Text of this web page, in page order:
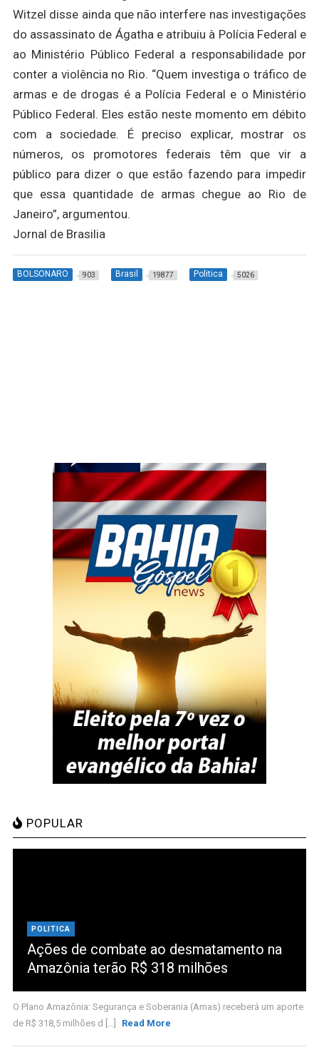
Witzel disse ainda que não interfere nas investigações
do assassinato de Ágatha e atribuiu à Polícia Federal e
ao Ministério Público Federal a responsabilidade por
conter a violência no Rio. “Quem investiga o tráfico de
armas e de drogas é a Polícia Federal e o Ministério
Público Federal. Eles estão neste momento em débito
com a sociedade. É preciso explicar, mostrar os
números, os promotores federais têm que vir a
público para dizer o que estão fazendo para impedir
que essa quantidade de armas chegue ao Rio de
Janeiro”, argumentou.
Jornal de Brasilia
BOLSONARO 903 Brasil 19877 Politica 5026
POPULAR
POLITICA
Ações de combate ao desmatamento na
Amazônia terão R$ 318 milhões
O Plano Amazônia: Segurança e Soberania (Amas) receberá um aporte
de R$ 318,5 milhões d [...]
Read More